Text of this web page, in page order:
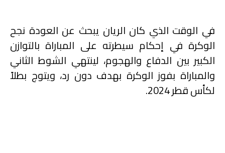
في الوقت الذي كان الريان يبحث عن العودة نجح
الوكرة في إحكام سيطرته على المباراة بالتوازن
الكبير بين الدفاع والهجوم، لينتهي الشوط الثاني
والمباراة بفوز الوكرة بهدف دون رد، ويتوج بطلاً
لكأس قطر 2024.